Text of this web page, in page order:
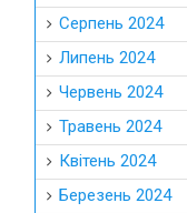
Серпень 2024
Липень 2024
Червень 2024
Травень 2024
Квітень 2024
Березень 2024